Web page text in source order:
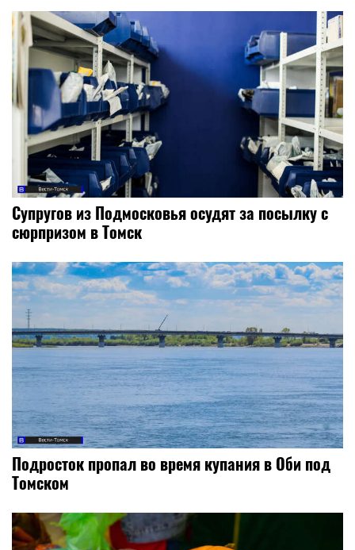
Супругов из Подмосковья осудят за посылку с
сюрпризом в Томск
Подросток пропал во время купания в Оби под
Томском